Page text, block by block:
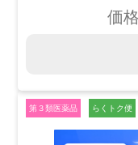
価
第３類医薬品 らくトク便